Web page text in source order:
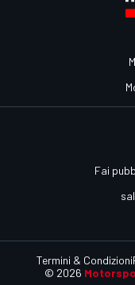
Fai
© 2026
Termini & Condizioni